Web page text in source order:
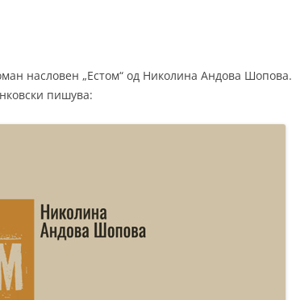
насловен „Естом“ од Николина Андова Шопова.
пишува: